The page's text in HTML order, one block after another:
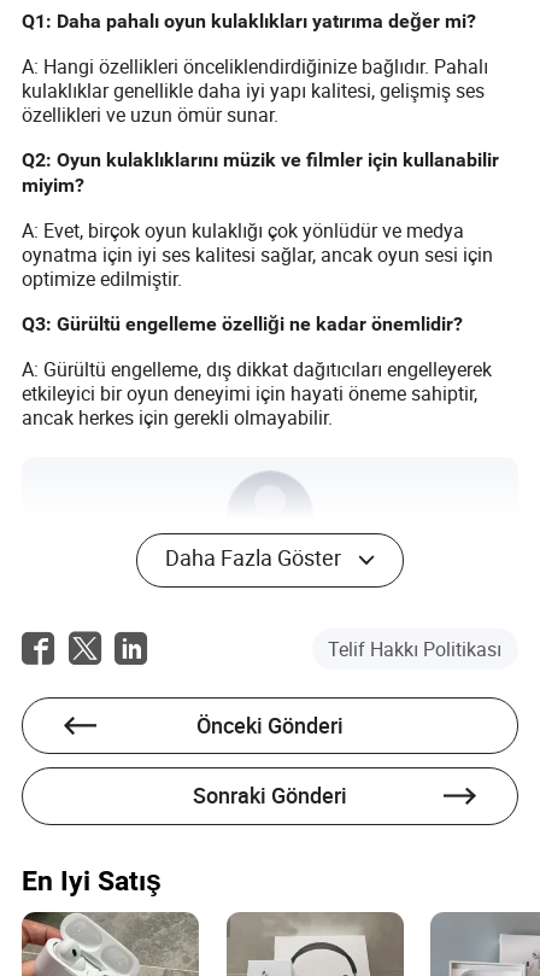
Q1: Daha pahalı oyun kulaklıkları yatırıma değer mi?
A: Hangi özellikleri önceliklendirdiğinize bağlıdır. Pahalı
kulaklıklar genellikle daha iyi yapı kalitesi, gelişmiş ses
özellikleri ve uzun ömür sunar.
Q2: Oyun kulaklıklarını müzik ve filmler için kullanabilir
miyim?
A: Evet, birçok oyun kulaklığı çok yönlüdür ve medya
oynatma için iyi ses kalitesi sağlar, ancak oyun sesi için
optimize edilmiştir.
Q3: Gürültü engelleme özelliği ne kadar önemlidir?
A: Gürültü engelleme, dış dikkat dağıtıcıları engelleyerek
etkileyici bir oyun deneyimi için hayati öneme sahiptir,
ancak herkes için gerekli olmayabilir.
Stella Ross
Stella Ross, tüketici elektroniği sektöründe deneyimli
bir yazardır ve ürün bulunabilirliğini değerlendirme ve
tedarikçilerin dalgalanan talepleri karşılama
yeteneklerini değerlendirme konusunda
uzmanlaşmıştır.
Daha Fazla Göster
Telif Hakkı Politikası
Önceki Gönderi
Sonraki Gönderi
En Iyi Satış